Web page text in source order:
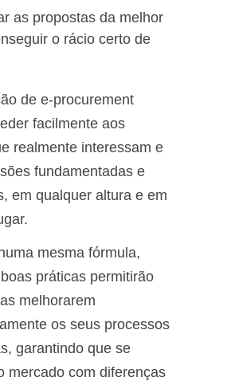
as propostas da melhor
o rácio certo de
de e-procurement
facilmente aos
realmente interessam e
fundamentadas e
em qualquer altura e em
mesma fórmula,
práticas permitirão
melhorarem
os seus processos
garantindo que se
mercado com diferenças